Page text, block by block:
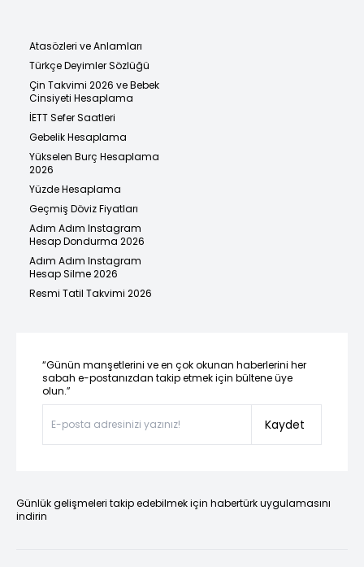
Atasözleri ve Anlamları
Türkçe Deyimler Sözlüğü
Çin Takvimi 2026 ve Bebek
Cinsiyeti Hesaplama
İETT Sefer Saatleri
Gebelik Hesaplama
Yükselen Burç Hesaplama
2026
Yüzde Hesaplama
Geçmiş Döviz Fiyatları
Adım Adım Instagram
Hesap Dondurma 2026
Adım Adım Instagram
Hesap Silme 2026
Resmi Tatil Takvimi 2026
“Günün manşetlerini ve en çok okunan haberlerini her
sabah e-postanızdan takip etmek için bültene üye
olun.”
Kaydet
Günlük gelişmeleri takip edebilmek için habertürk uygulamasını
indirin